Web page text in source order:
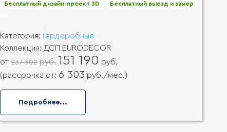
Бесплатный дизайн-проект 3D Бесплатный выезд и замер
Категория: Гардеробные
Коллекция: ДСП EURODECOR
от237 302 руб. 151 190 руб.
(рассрочка от: 6 303 руб./мес.)
Подробнее...